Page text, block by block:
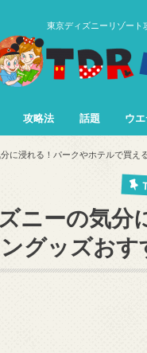
東京ディズニーリゾート
攻略法 話題 ウ
に浸れる！パークやホテルで買え
ニーの気分
グッズおす